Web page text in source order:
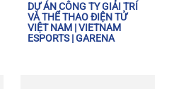
DỰ ÁN CÔNG TY GIẢI TRÍ
VÀ THỂ THAO ĐIỆN TỬ
VIỆT NAM | VIETNAM
ESPORTS | GARENA